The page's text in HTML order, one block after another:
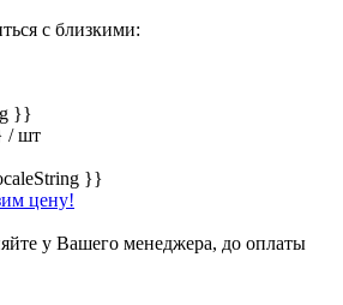
с близкими:
}}
/ шт
}}
цену!
у Вашего менеджера, до оплаты